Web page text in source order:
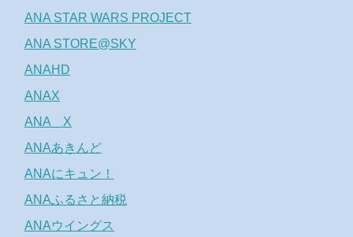
ANA STAR WARS PROJECT
ANA STORE@SKY
ANAHD
ANAX
ANA X
ANAあきんど
ANAにキュン！
ANAふるさと納税
ANAウイングス